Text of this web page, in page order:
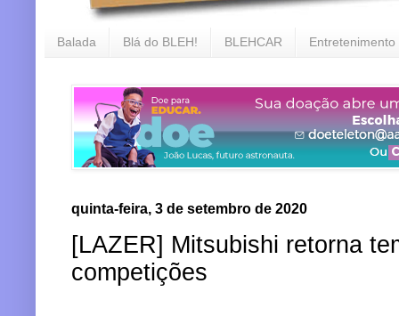
Balada Blá do BLEH! BLEHCAR Entretenimento
quinta-feira, 3 de setembro de 2020
[LAZER] Mitsubishi retorna
competições